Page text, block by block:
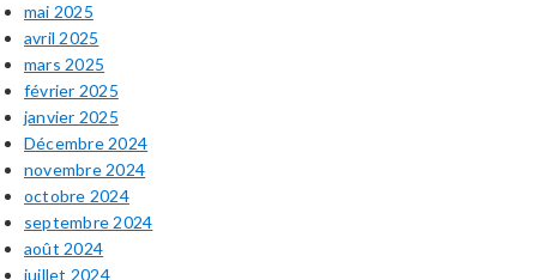
mai 2025
avril 2025
mars 2025
février 2025
janvier 2025
Décembre 2024
novembre 2024
octobre 2024
septembre 2024
août 2024
juillet 2024